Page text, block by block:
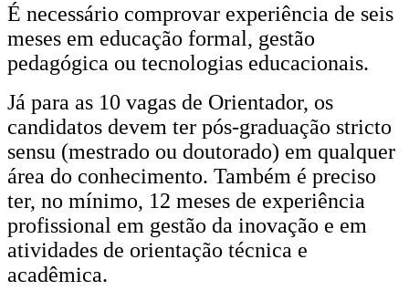
É necessário comprovar experiência de seis
meses em educação formal, gestão
pedagógica ou tecnologias educacionais.
Já para as 10 vagas de Orientador, os
candidatos devem ter pós-graduação stricto
sensu (mestrado ou doutorado) em qualquer
área do conhecimento. Também é preciso
ter, no mínimo, 12 meses de experiência
profissional em gestão da inovação e em
atividades de orientação técnica e
acadêmica.